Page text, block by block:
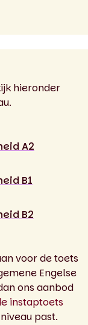
hieronder
A2
B1
B2
voor de toets
Engelse
ons aanbod
instaptoets
past.